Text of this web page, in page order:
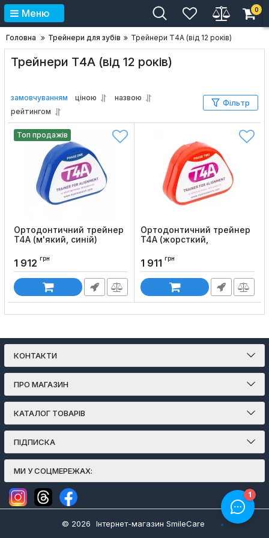
Меню 0
Головна Трейнери для зубів Трейнери Т4А (від 12 років)
Трейнери Т4А (від 12 років)
замовчуванням ціною
назвою
рейтингом
Фільтр
Топ продажів
Ортодонтичний трейнер
T4А (м'який, синій)
1 912 грн
Ортодонтичний трейнер
T4А (жорсткий,
Код товару:
1 911 грн
КОНТАКТИ
ПРО МАГАЗИН
КАТАЛОГ ТОВАРІВ
ПІДПИСКА
МИ У СОЦМЕРЕЖАХ:
© 2026 Інтернет-магазин SmileCare